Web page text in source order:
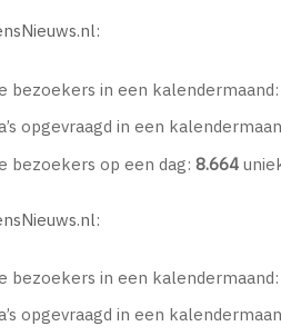
bezoekers in een kalendermaand:
opgevraagd in een
bezoekers op een dag:8.664
bezoekers in een
opgevraagd in een